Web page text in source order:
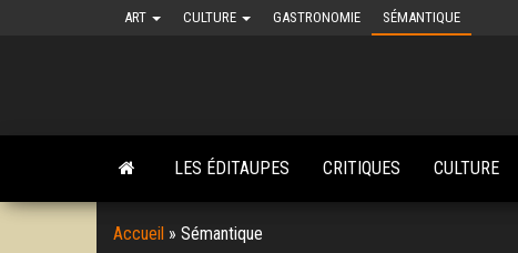
ART CULTURE GASTRONOMIE SÉMANTIQUE
LES ÉDITAUPES CRITIQUES CULTURE
Accueil » Sémantique